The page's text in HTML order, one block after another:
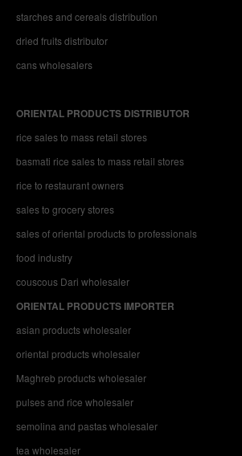
starches and cereals distribution
dried fruits distributor
cans wholesalers
ORIENTAL PRODUCTS DISTRIBUTOR
rice sales to mass retail stores
basmati rice sales to mass retail stores
rice to restaurant owners
sales to grocery stores
sales of oriental products to professionals
food industry
couscous Dari wholesaler
ORIENTAL PRODUCTS IMPORTER
asian products wholesaler
oriental products wholesaler
Maghreb products wholesaler
pulses and rice wholesaler
semolina and pastas wholesaler
tea wholesaler